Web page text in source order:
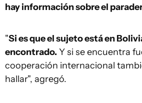
hay información sobre el
"Si es que el sujeto está en
encontrado. Y si se encuentra
cooperación internacional
hallar", agregó.